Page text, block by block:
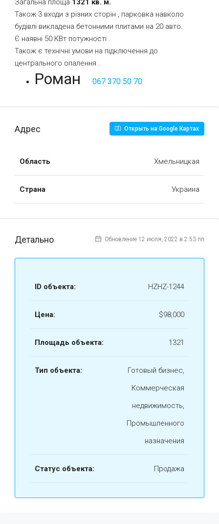
Загальна площа 1321 кв. м.
Також 3 входи з різних сторін , парковка навколо
будівлі викладена бетонними плитами на 20 авто.
Є наявні 50 КВт потужності .
Також є технічні умови на підключення до
центрального опалення .
Роман 067 370 50 70
Адрес Открыть на Google Картах
Область Хмельницкая
Страна Украина
Детально Обновление 12 июля, 2022 в 2:53 пп
ID объекта: HZHZ-1244
Цена: $98,000
Площадь объекта: 1321
Тип объекта:
Готовый бизнес,
Коммерческая
недвижимость,
Промышленного
назначения
Статус объекта: Продажа